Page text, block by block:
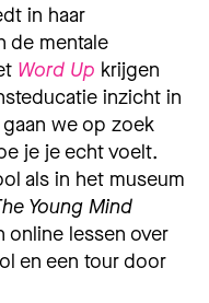
in haar
de mentale
Word Up krijgen
inzicht in
we op zoek
je je echt voelt.
als in het museum
Young Mind
online lessen over
en een tour door